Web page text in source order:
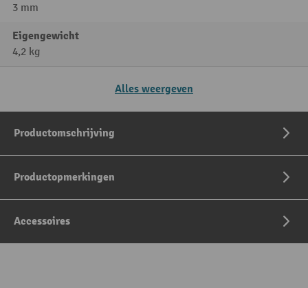
3 mm
Eigengewicht
4,2 kg
Alles weergeven
Productomschrijving
Productopmerkingen
Accessoires